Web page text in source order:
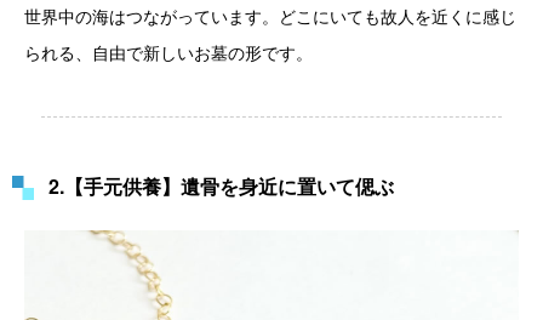
世界中の海はつながっています。どこにいても故人を近くに感じ
られる、自由で新しいお墓の形です。
2.【手元供養】遺骨を身近に置いて偲ぶ